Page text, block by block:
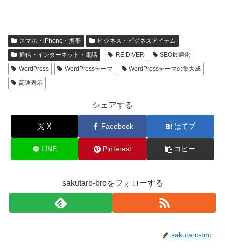
スマホ・iPhone・携帯
ビジネス・ビジネスアイテム
通信・インターネット・電話
RE:DIVER
SEO最適化
WordPress
WordPressテーマ
WordPressテーマの集大成
高速表示
シェアする
X Facebook はてブ
LINE Pinterest コピー
sakutaro-broをフォローする
sakutaro-bro